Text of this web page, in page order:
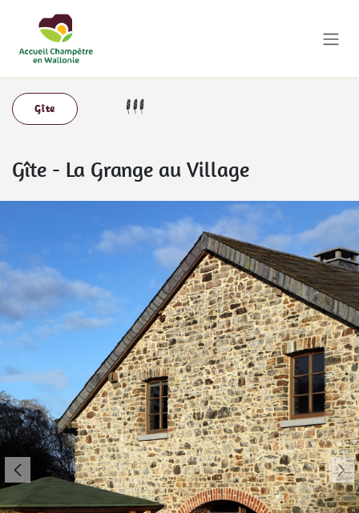
Gîte
Gîte - La Grange au Village